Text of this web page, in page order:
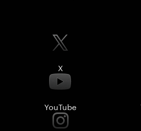
X
YouTube